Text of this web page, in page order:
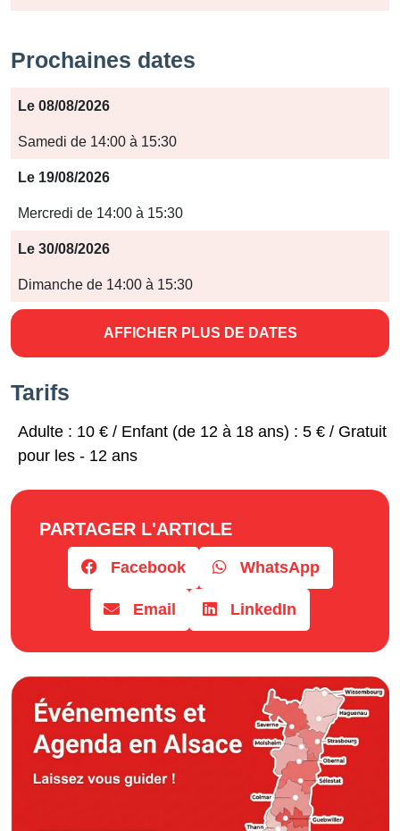
Prochaines dates
Période
Jours
Horaires
Le 08/08/2026
Samedi de 14:00 à 15:30
Le 19/08/2026
Mercredi de 14:00 à 15:30
Le 30/08/2026
Dimanche de 14:00 à 15:30
AFFICHER PLUS DE DATES
Tarifs
Adulte : 10 € / Enfant (de 12 à 18 ans) : 5 € / Gratuit
pour les - 12 ans
PARTAGER L'ARTICLE
Facebook WhatsApp
Email LinkedIn